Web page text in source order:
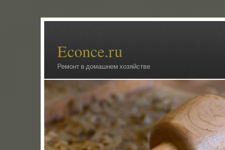
Econce.ru
Ремонт в домашнем хозяйстве